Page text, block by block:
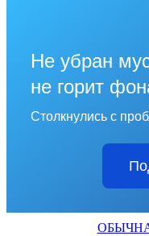
Не убран
не горит
Столкнулись с